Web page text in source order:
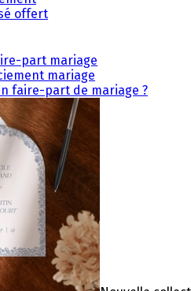
offert
part mariage
mariage
faire-part de mariage ?